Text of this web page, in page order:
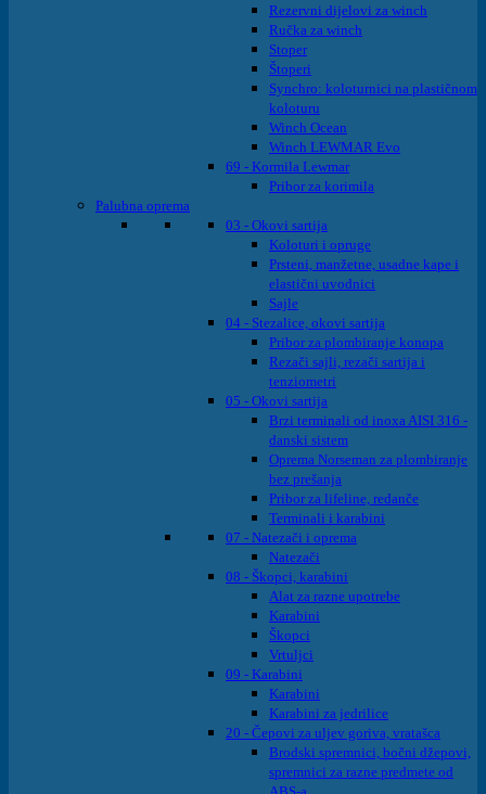
Rezervni dijelovi za winch
Ručka za winch
Stoper
Štoperi
Synchro: koloturnici na plastičnom
koloturu
Winch Ocean
Winch LEWMAR Evo
69 - Kormila Lewmar
Pribor za korimila
Palubna oprema
03 - Okovi sartija
Koloturi i opruge
Prsteni, manžetne, usadne kape i
elastični uvodnici
Sajle
04 - Stezalice, okovi sartija
Pribor za plombiranje konopa
Rezači sajli, rezači sartija i
tenziometri
05 - Okovi sartija
Brzi terminali od inoxa AISI 316 -
danski sistem
Oprema Norseman za plombiranje
bez prešanja
Pribor za lifeline, redanče
Terminali i karabini
07 - Natezači i oprema
Natezači
08 - Škopci, karabini
Alat za razne upotrebe
Karabini
Škopci
Vrtuljci
09 - Karabini
Karabini
Karabini za jedrilice
20 - Čepovi za uljev goriva, vratašca
Brodski spremnici, bočni džepovi,
spremnici za razne predmete od